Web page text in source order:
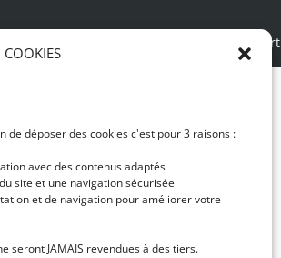
COOKIES
de déposer des cookies c'est pour 3 raisons :
avec des contenus adaptés
site et une navigation sécurisée
et de navigation pour améliorer votre
seront JAMAIS revendues à des tiers.
• École de DJ et de production musicale •